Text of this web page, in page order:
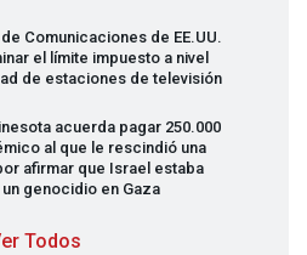
Comunicaciones de EE.UU.
el límite impuesto a nivel
de estaciones de televisión
acuerda pagar 250.000
al que le rescindió una
afirmar que Israel estaba
genocidio en Gaza
Todos